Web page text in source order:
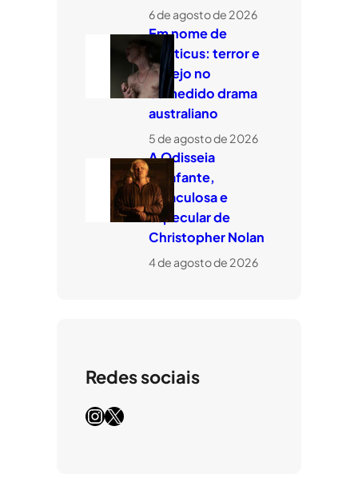
6 de agosto de 2026
Em nome de
Leviticus: terror e
desejo no
comedido drama
australiano
5 de agosto de 2026
A Odisseia
estafante,
miraculosa e
especular de
Christopher Nolan
4 de agosto de 2026
Redes sociais
InstagramX